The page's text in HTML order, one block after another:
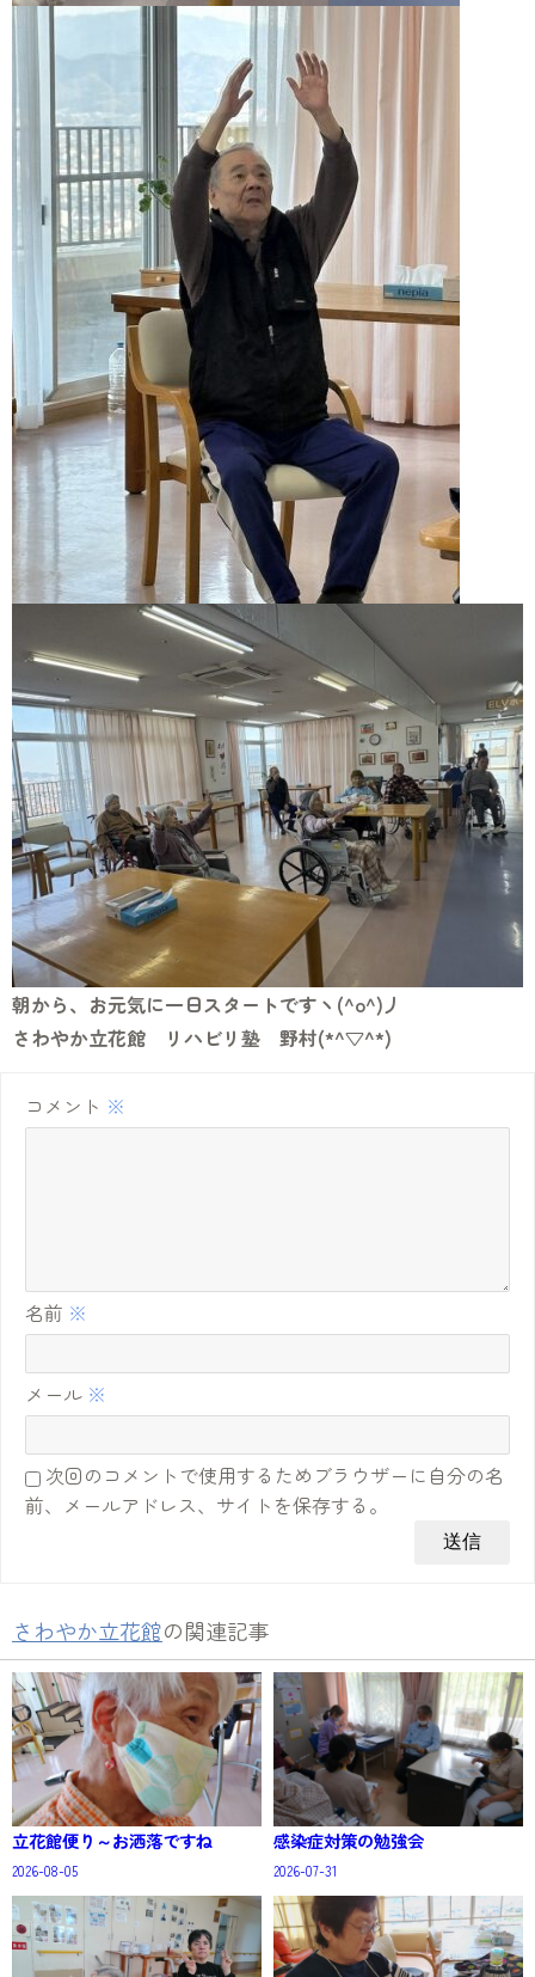
朝から、お元気に一日スタートですヽ(^o^)丿
さわやか立花館 リハビリ塾 野村(*^▽^*)
コメント ※
名前 ※
メール ※
次回のコメントで使用するためブラウザーに自分の名
前、メールアドレス、サイトを保存する。
さわやか立花館の関連記事
立花館便り～お洒落ですね
2026-08-05
感染症対策の勉強会
2026-07-31